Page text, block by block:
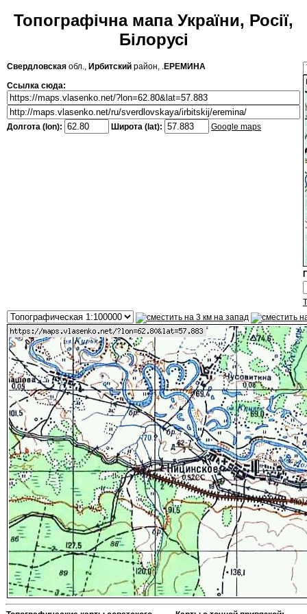
Топографічна мапа України, Росії,
Білорусі
Свердловская обл., Ирбитский район, .ЕРЕМИНА
Ссылка сюда:
Долгота (lon): Широта (lat): Google maps